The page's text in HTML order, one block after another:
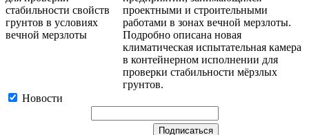
проектными и строительными
работами в зонах вечной мерзлоты.
Подробно описана новая
климатическая испытательная камера
в контейнерном исполнении для
проверки стабильности мёрзлых
грунтов.
Новости